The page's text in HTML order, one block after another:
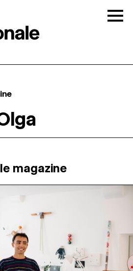
ARTISTIQUE ↓
magazine